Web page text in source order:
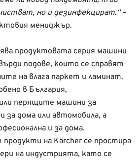
но и дезинфекцират.“–
мениджър.
продуктовата серия машини
подове, които се справят
на влага паркет и ламинат.
в България,
перящите машини за
за дома или автомобила, а
и за дома.
на Kärcher се простира
на индустрията, като се